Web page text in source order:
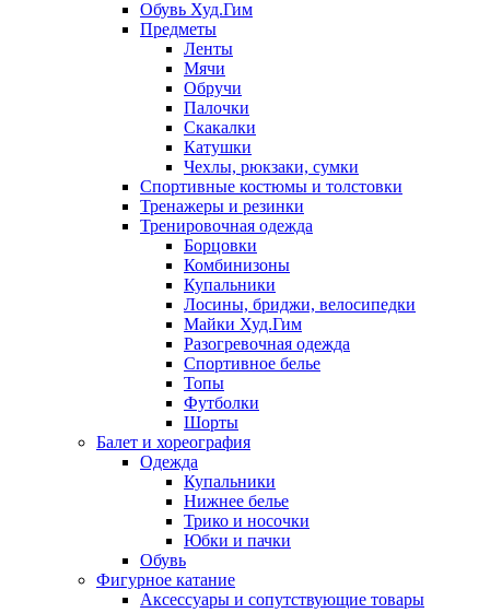
Обувь Худ.Гим
Предметы
Ленты
Мячи
Обручи
Палочки
Скакалки
Катушки
Чехлы, рюкзаки, сумки
Спортивные костюмы и толстовки
Тренажеры и резинки
Тренировочная одежда
Борцовки
Комбинизоны
Купальники
Лосины, бриджи, велосипедки
Майки Худ.Гим
Разогревочная одежда
Спортивное белье
Топы
Футболки
Шорты
Балет и хореография
Одежда
Купальники
Нижнее белье
Трико и носочки
Юбки и пачки
Обувь
Фигурное катание
Аксессуары и сопутствующие товары